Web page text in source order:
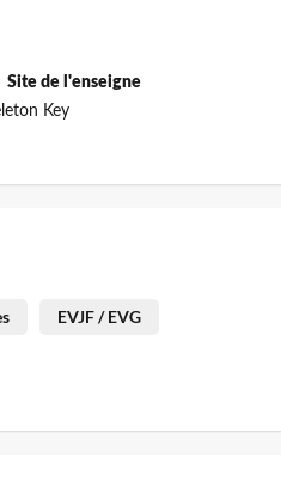
Site de l'enseigne
Key
EVJF / EVG